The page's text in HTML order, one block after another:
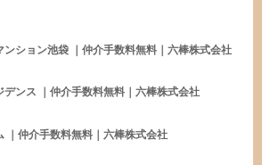
ンション池袋 ｜仲介手数料無料｜六棒株式会社
デンス ｜仲介手数料無料｜六棒株式会社
｜仲介手数料無料｜六棒株式会社